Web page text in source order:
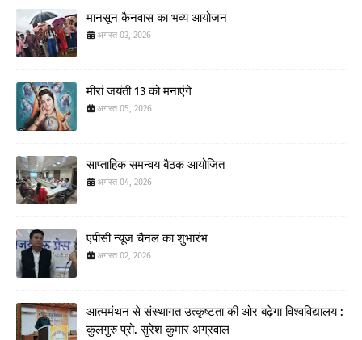
मानसून कैनवास का भव्य आयोजन
अगस्त 03, 2026
मीरां जयंती 13 को मनाएंगे
अगस्त 05, 2026
साप्ताहिक समन्वय बैठक आयोजित
अगस्त 04, 2026
एपीसी न्यूज चैनल का शुभारंभ
अगस्त 02, 2026
आत्ममंथन से संस्थागत उत्कृष्टता की ओर बढ़ेगा विश्वविद्यालय :
कुलगुरु प्रो. सुरेश कुमार अग्रवाल